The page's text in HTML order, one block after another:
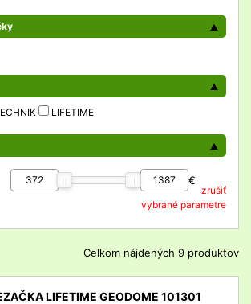
LIFETIME
€
zrušiť
vybrané parametre
Celkom nájdených 9 produktov
LIFETIME GEODOME 101301